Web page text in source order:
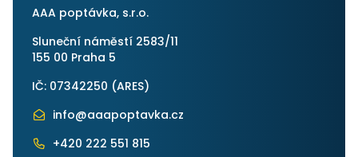
AAA poptávka, s.r.o.
Sluneční náměstí 2583/11
155 00 Praha 5
IČ: 07342250 (ARES)
info@aaapoptavka.cz
+420 222 551 815